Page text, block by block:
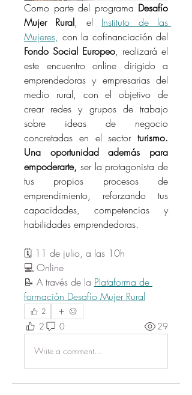
Como parte del programa Desafío
Mujer Rural, el Instituto de las
Mujeres,
Fondo Social Europeo, realizará el
este encuentro online dirigido a
emprendedoras y empresarias del
medio rural, con el objetivo de
crear redes y grupos de trabajo
sobre ideas de negocio
concretadas en el sector turismo.
Una oportunidad además para
empoderarte, ser la protagonista de
tus propios procesos de
emprendimiento, reforzando tus
capacidades, competencias y
habilidades emprendedoras.
🗓️ 11 de julio, a las 10h
💻 Online
📝 A través de la Plataforma de
formación Desafío Mujer Rural
2
2 0 29
Write a comment...